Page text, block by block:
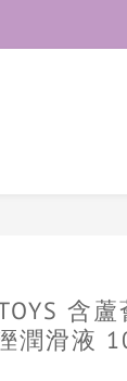
含
潤滑液